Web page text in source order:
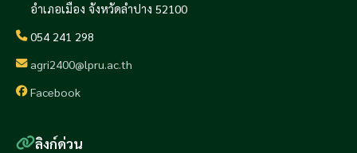
อำเภอเมือง จังหวัดลำปาง 52100
054 241 298
agri2400@lpru.ac.th
Facebook
ลิงก์ด่วน